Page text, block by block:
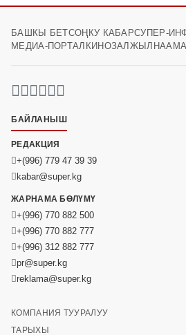
БАШКЫ БЕТСОҢКУ КАБАРСУПЕР-
МЕДИА-ПОРТАЛ КИНОЗАЛ
БАЙЛАНЫШ
РЕДАКЦИЯ
+(996) 779 47 39 39
kabar@super.kg
ЖАРНАМА БӨЛҮМҮ
+(996) 770 882 500
+(996) 770 882 777
+(996) 312 882 777
pr@super.kg
reklama@super.kg
КОМПАНИЯ ТУУРАЛУУ
ТАРЫХЫ